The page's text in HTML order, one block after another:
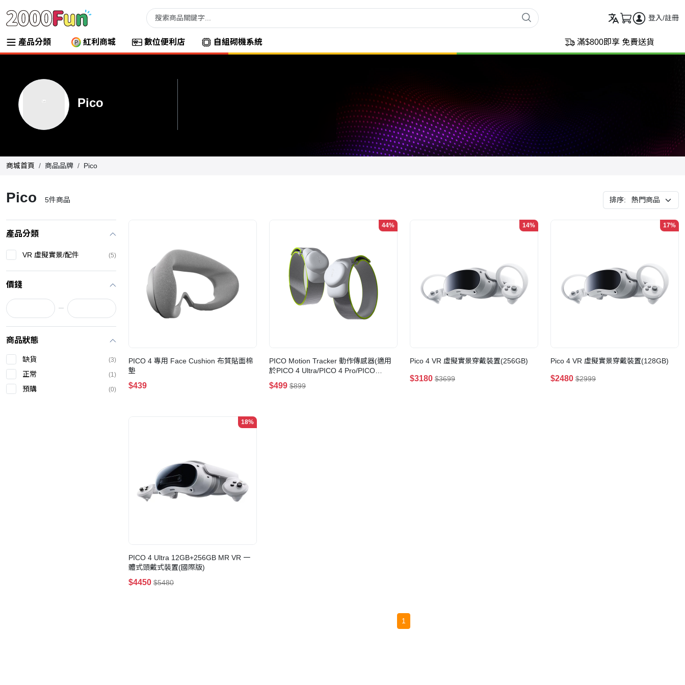
登入/註冊
產品分類 紅利商城 數位便利店 自組砌機系統 滿$800即享 免費送貨
Pico
商城首頁 商品品牌 Pico
Pico 5件商品 排序:
產品分類
VR 虛擬實景/配件 (5)
價錢
商品狀態
缺貨 (3)
正常 (1)
預購 (0)
PICO 4 專用 Face Cushion 布質貼面棉
墊
$439
44%
PICO Motion Tracker 動作傳感器(適用
於PICO 4 Ultra/PICO 4 Pro/PICO
4/PICO Neo3)
$499 $899
14%
Pico 4 VR 虛擬實景穿戴裝置(256GB)
$3180 $3699
17%
Pico 4 VR 虛擬實景穿戴裝置(128GB)
$2480 $2999
18%
PICO 4 Ultra 12GB+256GB MR VR 一
體式頭戴式裝置(國際版)
$4450 $5480
1